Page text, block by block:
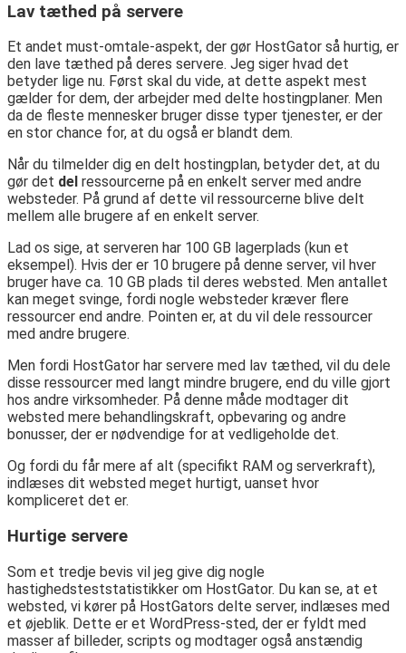
Lav tæthed på servere
Et andet must-omtale-aspekt, der gør HostGator så hurtig, er
den lave tæthed på deres servere. Jeg siger hvad det
betyder lige nu. Først skal du vide, at dette aspekt mest
gælder for dem, der arbejder med delte hostingplaner. Men
da de fleste mennesker bruger disse typer tjenester, er der
en stor chance for, at du også er blandt dem.
Når du tilmelder dig en delt hostingplan, betyder det, at du
gør det del ressourcerne på en enkelt server med andre
websteder. På grund af dette vil ressourcerne blive delt
mellem alle brugere af en enkelt server.
Lad os sige, at serveren har 100 GB lagerplads (kun et
eksempel). Hvis der er 10 brugere på denne server, vil hver
bruger have ca. 10 GB plads til deres websted. Men antallet
kan meget svinge, fordi nogle websteder kræver flere
ressourcer end andre. Pointen er, at du vil dele ressourcer
med andre brugere.
Men fordi HostGator har servere med lav tæthed, vil du dele
disse ressourcer med langt mindre brugere, end du ville gjort
hos andre virksomheder. På denne måde modtager dit
websted mere behandlingskraft, opbevaring og andre
bonusser, der er nødvendige for at vedligeholde det.
Og fordi du får mere af alt (specifikt RAM og serverkraft),
indlæses dit websted meget hurtigt, uanset hvor
kompliceret det er.
Hurtige servere
Som et tredje bevis vil jeg give dig nogle
hastighedsteststatistikker om HostGator. Du kan se, at et
websted, vi kører på HostGators delte server, indlæses med
et øjeblik. Dette er et WordPress-sted, der er fyldt med
masser af billeder, scripts og modtager også anstændig